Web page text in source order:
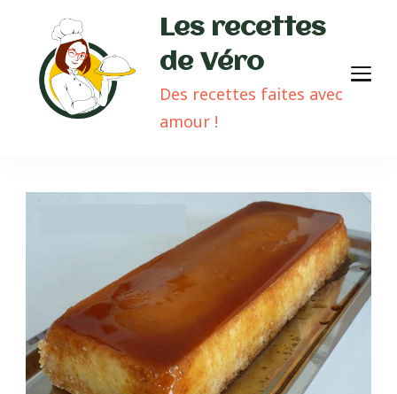
Les recettes
de Véro
Des recettes faites avec
amour !